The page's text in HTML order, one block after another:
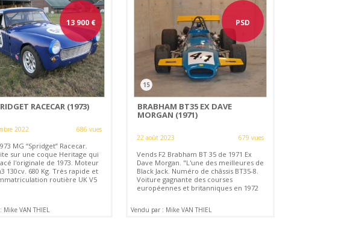
13 900€
RACECAR (1973)
2022 686 vues
MG “Spridget” Racecar.
sur une coque Heritage qui
l'originale de 1973. Moteur
130cv. 680 Kg. Très rapide et
routière UK V5
Mike VAN THIEL
PSD
15
BRABHAM BT35 EX DAVE
MORGAN (1971)
22 août 2023 679 vues
Vends F2 Brabham BT 35 de 1971 Ex
Dave Morgan. "L'une des meilleures de
Black Jack. Numéro de châssis BT35-8.
Voiture gagnante des courses
européennes et britanniques en 1972
Vendu par : Mike VAN THIEL